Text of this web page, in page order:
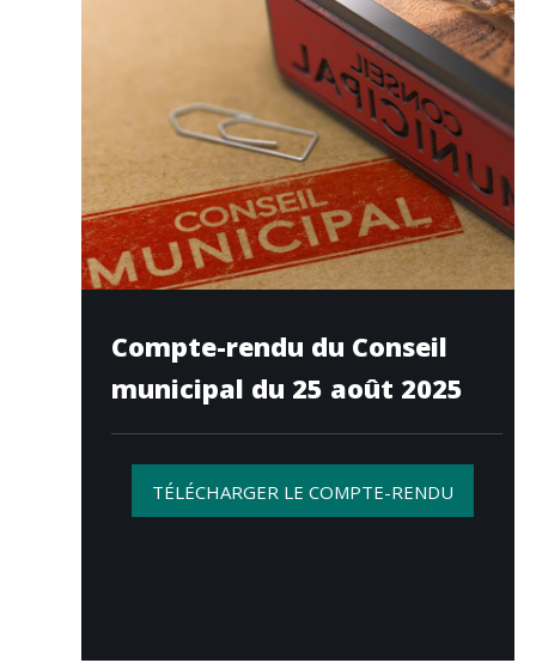
Compte-rendu du Conseil
municipal du 25 août 2025
TÉLÉCHARGER LE COMPTE-RENDU